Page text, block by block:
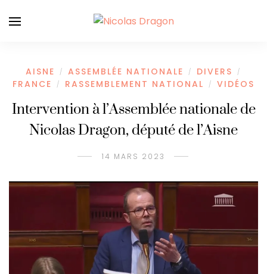
AISNE / ASSEMBLÉE NATIONALE / DIVERS /
FRANCE / RASSEMBLEMENT NATIONAL / VIDÉOS
Intervention à l’Assemblée nationale de
Nicolas Dragon, député de l’Aisne
14 MARS 2023